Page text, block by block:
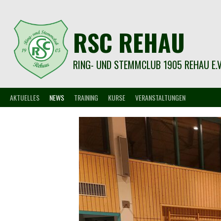
Inhalt
RSC REHAU
RING- UND STEMMCLUB 1905 REHAU
AKTUELLES NEWS TRAINING KURSE VERANSTALTUNGEN